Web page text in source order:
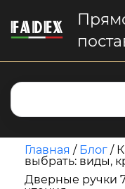
Главная / Блог /
выбрать: виды,
Дверные ручки